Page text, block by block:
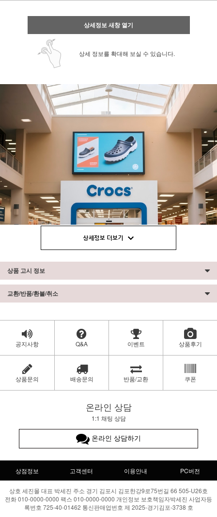
상세정보 새창 열기
상세 정보를 확대해 보실 수 있습니다.
상품 고시 정보
교환/반품/환불/취소
공지사항 Q&A 이벤트 상품후기
상품문의 배송문의 반품/교환 쿠폰
온라인 상담
1:1 채팅 상담
온라인 상담하기
상점정보 고객센터 이용안내 PC버전
상호 세진몰 대표 박세진 주소 경기 김포시 김포한강9로75번길 66 505-U26호
전화 010-0000-0000 팩스 010-0000-0000 개인정보 보호책임자박세진 사업자등
록번호 725-40-01462 통신판매업번호 제 2025-경기김포-3738 호